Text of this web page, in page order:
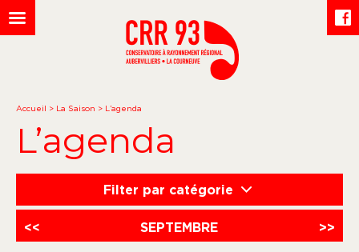
Accueil > La Saison > L’agenda
L’agenda
Filter par catégorie
<< SEPTEMBRE >>